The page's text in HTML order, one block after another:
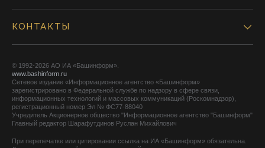
КОНТАКТЫ
© 1992-2026 АО ИА «Башинформ».
www.bashinform.ru
Сетевое издание «Информационное агентство «Башинформ»
зарегистрировано в Федеральной службе по надзору в сфере связи,
информационных технологий и массовых коммуникаций (Роскомнадзор),
регистрационный номер Эл № ФС77-88040
Учредитель Акционерное общество "Информационное агентство "Башинформ"
Главный редактор Шарафутдинов Руслан Михайлович
При перепечатке или цитировании ссылка на ИА «Башинформ» обязательна.